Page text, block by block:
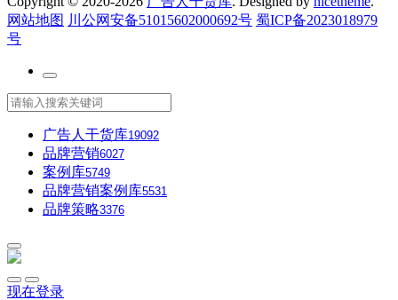
网站地图 川公网安备51015602000692号 蜀ICP备2023018979
号
广告人干货库19092
品牌营销6027
案例库5749
品牌营销案例库5531
品牌策略3376
现在登录